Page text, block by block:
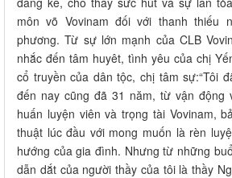
môn võ Vovinam đối với thanh thiếu
phương. Từ sự lớn mạnh của CLB
nhắc đến tâm huyêt, tình yêu của chị
cổ truyền của dân tộc, chị tâm sự:“Tôi
đến nay cũng đã 31 năm, từ vận động
huấn luyện viên và trọng tài Vovinam,
thuật lúc đầu với mong muốn là rèn
hướng của gia đình. Nhưng từ những
dẫn dắt của người thầy của tôi là thầy